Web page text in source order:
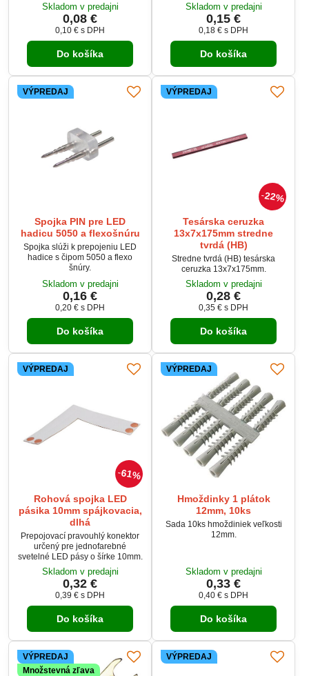
Skladom v predajni
0,08 €
0,10 € s DPH
Do košíka
Skladom v predajni
0,15 €
0,18 € s DPH
Do košíka
VÝPREDAJ
Spojka PIN pre LED
hadicu 5050 a flexošnúru
Spojka slúži k prepojeniu LED
hadice s čipom 5050 a flexo
šnúry.
Skladom v predajni
0,16 €
0,20 € s DPH
Do košíka
22%
VÝPREDAJ
Tesárska ceruzka
13x7x175mm stredne
tvrdá (HB)
Stredne tvrdá (HB) tesárska
ceruzka 13x7x175mm.
Skladom v predajni
0,28 €
0,35 € s DPH
Do košíka
61%
VÝPREDAJ
Rohová spojka LED
pásika 10mm spájkovacia,
dlhá
Prepojovací pravouhlý konektor
určený pre jednofarebné
svetelné LED pásy o šírke 10mm.
Skladom v predajni
0,32 €
0,39 € s DPH
Do košíka
VÝPREDAJ
Hmoždinky 1 plátok
12mm, 10ks
Sada 10ks hmoždiniek veľkosti
12mm.
Skladom v predajni
0,33 €
0,40 € s DPH
Do košíka
VÝPREDAJ
Množstevná zľava
VÝPREDAJ